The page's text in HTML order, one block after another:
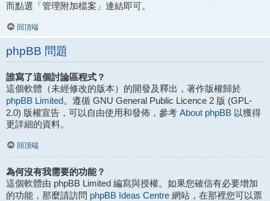
而點選「管理附加檔案」連結即可。
回頂端
phpBB 問題
誰寫了這個討論區程式？
這個軟體（未經修改的版本）的開發及釋出，著作版權歸於
phpBB Limited。遵循 GNU General Public Licence 2 版 (GPL-
2.0) 版權宣告，可以自由使用和發佈，參考 About phpBB 以獲得
更詳細的資料。
回頂端
為何沒有我需要的功能？
這個軟體由 phpBB Limited 編寫與授權。如果您確信有必要增加
的功能，那麼請訪問 phpBB Ideas Centre 網站，在那裡您可以票